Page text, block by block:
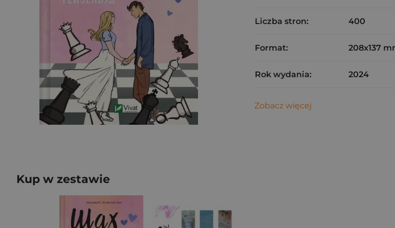
Liczba stron: 400
Format: 208x137
Rok wydania: 2024
Zobacz więcej
Kup w zestawie